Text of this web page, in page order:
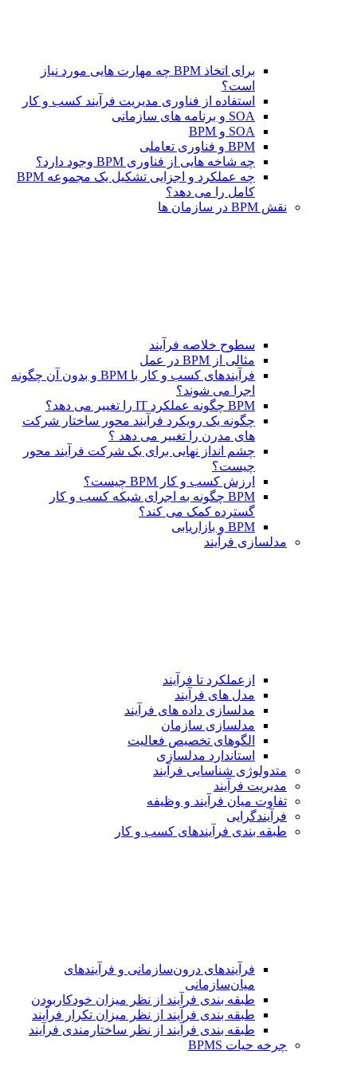
برای اتخاذ BPM چه مهارت هایی مورد نیاز
است؟
استفاده از فناوری مدیریت فرآیند کسب و کار
SOA و برنامه های سازمانی
SOA و BPM
BPM و فناوری تعاملی
چه شاخه هایی از فناوری BPM وجود دارد؟
چه عملکرد و اجزایی تشکیل یک مجموعه BPM
کامل را می دهد؟
نقش BPM در سازمان ها
سطوح خلاصه فرآیند
مثالی از BPM در عمل
فرآیندهای کسب و کار با BPM و بدون آن چگونه
اجرا می شوند؟
BPM چگونه عملکرد IT را تغییر می دهد؟
چگونه یک رویکرد فرآیند محور ساختار شرکت
های مدرن را تغییر می دهد ؟
چشم انداز نهایی برای یک شرکت فرآیند محور
چیست؟
ارزش کسب و کار BPM چیست؟
BPM چگونه به اجرای شبکه کسب و کار
گسترده کمک می کند؟
BPM و بازاریابی
مدلسازی فرآیند
ازعملکرد تا فرآیند
مدل های فرآیند
مدلسازی داده های فرآیند
مدلسازی سازمان
الگوهای تخصیص فعالیت
استاندارد مدلسازی
متدولوژی شناسایی فرآیند
مدیریت فرآیند
تفاوت میان فرآیند و وظیفه
فرآیندگرایی
طبقه بندی فرآیندهای كسب و كار
فرآیندهای درون‌سازمانی و فرآیندهای
میان‌سازمانی
طبقه بندی فرآیند از نظر میزان خودکاربودن
طبقه بندی فرآیند از نظر میزان تکرار فرآیند
طبقه بندی فرآیند از نظر ساختارمندی فرآیند
چرخه حیات BPMS